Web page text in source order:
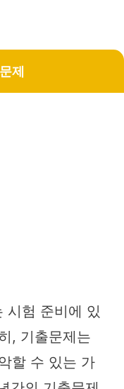
제
시험 준비에 있
, 기출문제는
할 수 있는 가